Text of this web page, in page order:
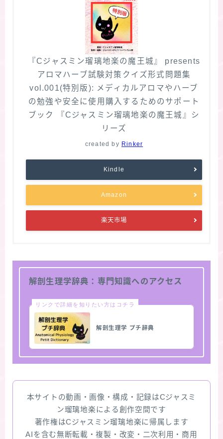
『Cジャスミン瑠璃地楽の魔王城』 presents
アロマハーブ試験対策クイズ形式問題集
vol.001(特別版): メディカルアロマやハーブ
の勉強や安全に使用購入するためのサポート
ブック 『Cジャスミン瑠璃地楽の魔王城』シ
リーズ
created by Rinker
Kindle
Amazon
楽天市場
解剖生理学辞典：専門知識へのアクセス
リンクで詳細を知りたい方はコチラ
解剖生理学 プチ辞典
本サイトの動画・画像・構成・記録はCジャスミ
ン瑠璃地楽による創作空間です
著作権はCジャスミン瑠璃地楽に帰属します
AIを含む無断転載・複製・改変・二次利用・商用